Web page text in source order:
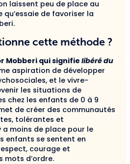
laissent peu de place au
qu’essaie de favoriser la
cette méthode ?
Mobberi qui signifie libéré du
aspiration de développer
et le vivre-
les situations de
chez les enfants de 0 à 9
de créer des communautés
tolérantes et
a moins de place pour le
enfants se sentent en
courage et
mots d’ordre.